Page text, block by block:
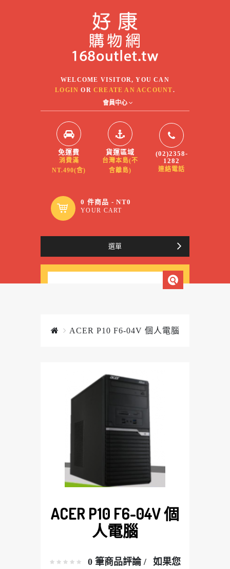
WELCOME VISITOR, YOU CAN
LOGIN ORCREATE AN ACCOUNT.
會員中心
免運費
消費滿
NT.490(含)
貨運區域
台灣本島(不
含離島)
(02)2358-
1282
連絡電話
0 件商品 - NT0
YOUR CART
選單
ACER P10 F6-04V 個人電腦
ACER P10 F6-04V 個
人電腦
0 筆商品評論 /
如果您